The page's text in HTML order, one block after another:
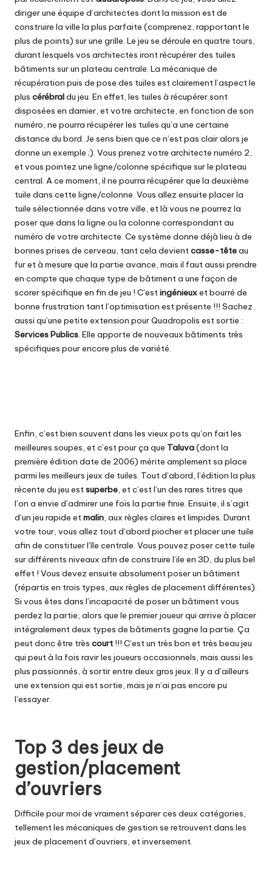
diriger une équipe d’architectes dont la mission est de
construire la ville la plus parfaite (comprenez, rapportant le
plus de points) sur une grille. Le jeu se déroule en quatre tours,
durant lesquels vos architectes iront récupérer des tuiles
bâtiments sur un plateau centrale. La mécanique de
récupération puis de pose des tuiles est clairement l’aspect le
plus cérébraldu jeu. En effet, les tuiles à récupérer sont
disposées en damier, et votre architecte, en fonction de son
numéro, ne pourra récupérer les tuiles qu’a une certaine
distance du bord. Je sens bien que ce n’est pas clair alors je
donne un exemple ;). Vous prenez votre architecte numéro 2,
et vous pointez une ligne/colonne spécifique sur le plateau
central. A ce moment, il ne pourra récupérer que la deuxième
tuile dans cette ligne/colonne. Vous allez ensuite placer la
tuile sélectionnée dans votre ville, et là vous ne pourrez la
poser que dans la ligne ou la colonne correspondant au
numéro de votre architecte. Ce système donne déjà lieu à de
bonnes prises de cerveau, tant cela devientcasse-têteau
fur et à mesure que la partie avance, mais il faut aussi prendre
en compte que chaque type de bâtiment a une façon de
scorer spécifique en fin de jeu ! C’estingénieuxet bourré de
bonne frustration tant l’optimisation est présente !!! Sachez
aussi qu’une petite extension pour Quadropolis est sortie :
Services Publics. Elle apporte de nouveaux bâtiments très
spécifiques pour encore plus de variété.
Enfin, c’est bien souvent dans les vieux pots qu’on fait les
meilleures soupes, et c’est pour ça que Taluva(dont la
première édition date de 2006) mérite amplement sa place
parmi les meilleurs jeux de tuiles. Tout d’abord, l’édition la plus
récente du jeu estsuperbe, et c’est l’un des rares titres que
l’on a envie d’admirer une fois la partie finie. Ensuite, il s’agit
d’un jeu rapide etmalin, aux règles claires et limpides. Durant
votre tour, vous allez tout d’abord piocher et placer une tuile
afin de constituer l’île centrale. Vous pouvez poser cette tuile
sur différents niveaux afin de construire l’ile en 3D, du plus bel
effet ! Vous devez ensuite absolument poser un bâtiment
(répartis en trois types, aux règles de placement différentes).
Si vous êtes dans l’incapacité de poser un bâtiment vous
perdez la partie, alors que le premier joueur qui arrive à placer
intégralement deux types de bâtiments gagne la partie. Ça
peut donc être très court !!! C’est un très bon et très beau jeu
qui peut à la fois ravir les joueurs occasionnels, mais aussi les
plus passionnés, à sortir entre deux gros jeux. Il y a d’ailleurs
une extension qui est sortie, mais je n’ai pas encore pu
l’essayer.
Top 3 des jeux de
gestion/placement
d’ouvriers
Difficile pour moi de vraiment séparer ces deux catégories,
tellement les mécaniques de gestion se retrouvent dans les
jeux de placement d’ouvriers, et inversement.